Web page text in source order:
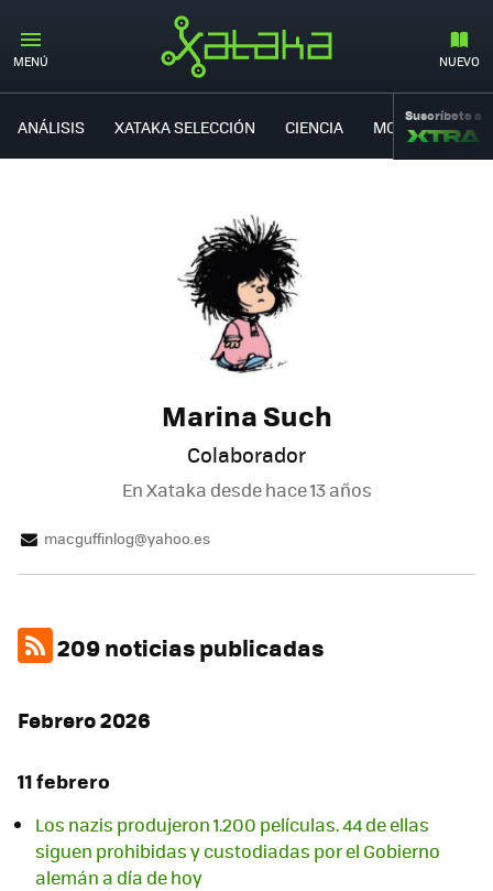
MENÚ NUEVO
ANÁLISIS XATAKA SELECCIÓN CIENCIA MOVILIDAD
Suscríbete a
Marina Such
Colaborador
En Xataka desdehace 13 años
macguffinlog@yahoo.es
209 noticias publicadas
Febrero 2026
11 febrero
Los nazis produjeron 1.200 películas. 44 de ellas
siguen prohibidas y custodiadas por el Gobierno
alemán a día de hoy